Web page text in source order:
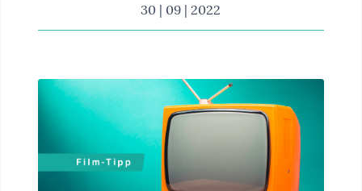
30 | 09 | 2022